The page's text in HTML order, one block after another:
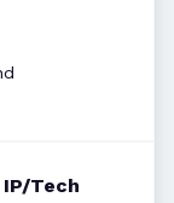
Tech